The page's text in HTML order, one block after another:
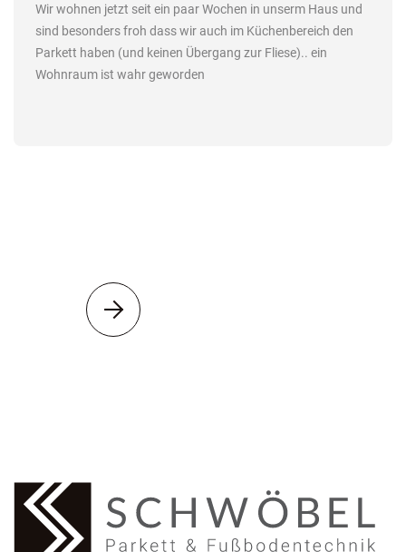
Wir wohnen jetzt seit ein paar Wochen in unserm Haus und
sind besonders froh dass wir auch im Küchenbereich den
Parkett haben (und keinen Übergang zur Fliese).. ein
Wohnraum ist wahr geworden
